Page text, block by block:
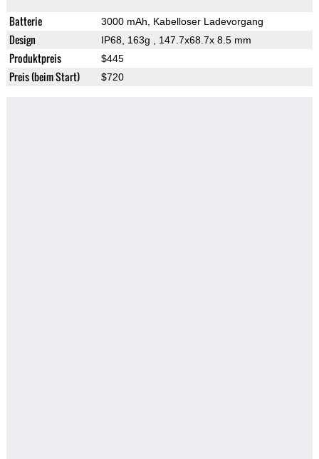
Batterie 3000 mAh, Kabelloser Ladevorgang
Design IP68, 163g , 147.7x68.7x 8.5 mm
Produktpreis $445
Preis (beim Start) $720